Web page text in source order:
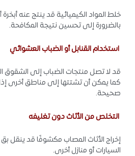
خلط المواد الكيميائية قد ينتج عنه
بالضرورة إلى تحسين نتيجة المكافحة.
استخدام القنابل أو الضباب العشوائي
قد لا تصل منتجات الضباب إلى الشقوق
كما يمكن أن تشتتها إلى مناطق أخرى
صحيحة.
التخلص من الأثاث دون تغليفه
إخراج الأثاث المصاب مكشوفًا قد ينقل بق
السيارات أو منازل أخرى.